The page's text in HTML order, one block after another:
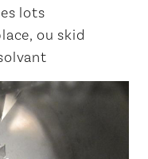
lots
ou skid